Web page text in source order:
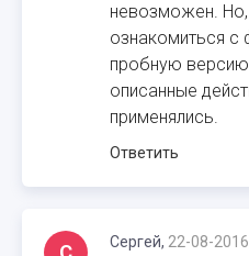
невозможен.
ознакомиться с
пробную
описанные
применялись.
Ответить
Сергей, 22-08-